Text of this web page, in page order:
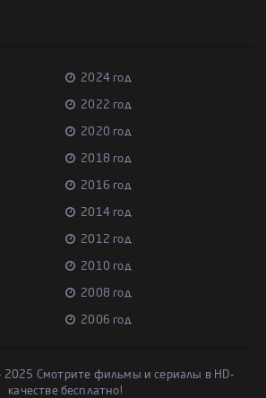
2024 год
2022 год
2020 год
2018 год
2016 год
2014 год
2012 год
2010 год
2008 год
2006 год
2025 Смотрите фильмы и сериалы в HD-
качестве бесплатно!